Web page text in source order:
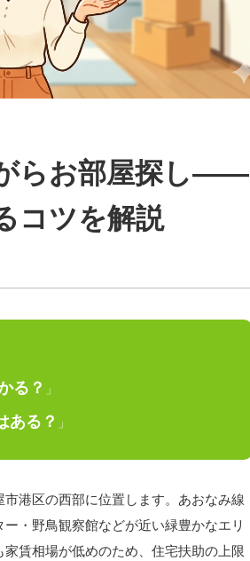
らお部屋探し——
コツを解説
る？ 」
ある？ 」
港区の西部に位置します。あおなみ線
・野鳥観察館などが近い緑豊かなエリ
賃相場が低めのため、住宅扶助の上限